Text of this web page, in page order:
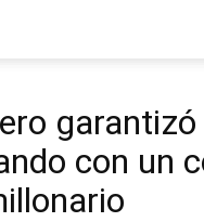
con un